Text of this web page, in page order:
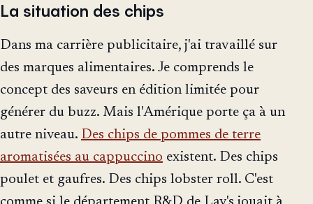
La situation des chips
Dans ma carrière publicitaire, j'ai travaillé sur
des marques alimentaires. Je comprends le
concept des saveurs en édition limitée pour
générer du buzz. Mais l'Amérique porte ça à un
autre niveau. Des chips de pommes de terre
aromatisées au cappuccino existent. Des chips
poulet et gaufres. Des chips lobster roll. C'est